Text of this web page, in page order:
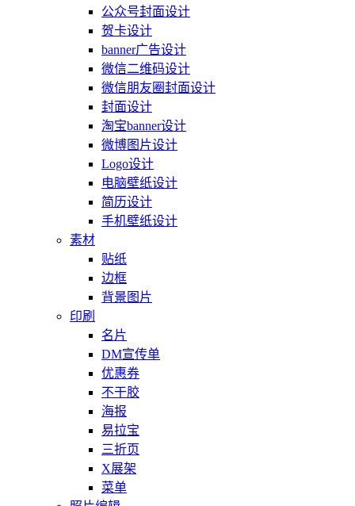
公众号封面设计
贺卡设计
banner广告设计
微信二维码设计
微信朋友圈封面设计
封面设计
淘宝banner设计
微博图片设计
Logo设计
电脑壁纸设计
简历设计
手机壁纸设计
素材
贴纸
边框
背景图片
印刷
名片
DM宣传单
优惠券
不干胶
海报
易拉宝
三折页
X展架
菜单